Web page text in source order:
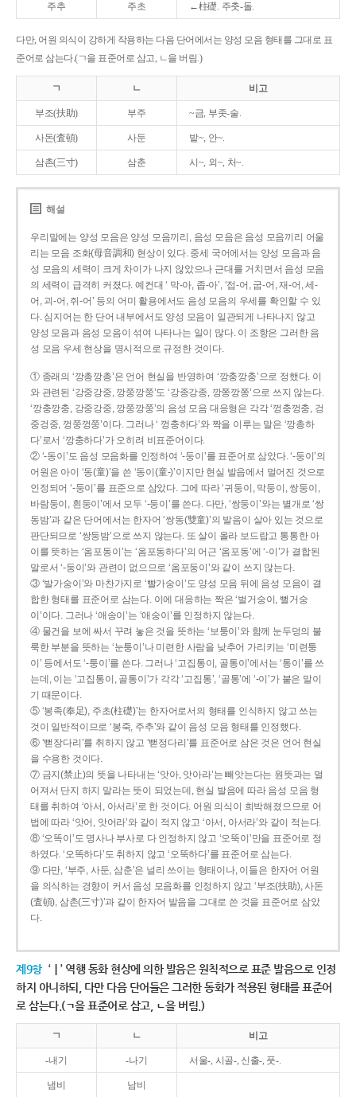
주추 주초 ←柱礎. 주춧-돌.
다만, 어원 의식이 강하게 작용하는 다음 단어에서는 양성 모음 형태를 그대로 표
준어로 삼는다.(ㄱ을 표준어로 삼고, ㄴ을 버림.)
ㄱ ㄴ 비고
부조(扶助) 부주 ~금, 부좃-술.
사돈(査頓) 사둔 밭~, 안~.
삼촌(三寸) 삼춘 시~, 외~, 처~.
해설
우리말에는 양성 모음은 양성 모음끼리, 음성 모음은 음성 모음끼리 어울
리는 모음 조화(母音調和) 현상이 있다. 중세 국어에서는 양성 모음과 음
성 모음의 세력이 크게 차이가 나지 않았으나 근대를 거치면서 음성 모음
의 세력이 급격히 커졌다. 예컨대 ‘ 막-아, 좁-아’, ‘접-어, 굽-어, 재-어, 세-
어, 괴-어, 쥐-어’ 등의 어미 활용에서도 음성 모음의 우세를 확인할 수 있
다. 심지어는 한 단어 내부에서도 양성 모음이 일관되게 나타나지 않고
양성 모음과 음성 모음이 섞여 나타나는 일이 많다. 이 조항은 그러한 음
성 모음 우세 현상을 명시적으로 규정한 것이다.
① 종래의 ‘깡총깡총’은 언어 현실을 반영하여 ‘깡충깡충’으로 정했다. 이
와 관련된 ‘강중강중, 깡쭝깡쭝’도 ‘강종강종, 깡쫑깡쫑’으로 쓰지 않는다.
‘깡충깡충, 강중강중, 깡쭝깡쭝’의 음성 모음 대응형은 각각 ‘껑충껑충, 겅
중겅중, 껑쭝껑쭝’이다. 그러나 ‘ 껑충하다’와 짝을 이루는 말은 ‘깡총하
다’로서 ‘깡충하다’가 오히려 비표준어이다.
② ‘-동이’도 음성 모음화를 인정하여 ‘-둥이’를 표준어로 삼았다. ‘-둥이’의
어원은 아이 ‘동(童)’을 쓴 ‘동이(童-)’이지만 현실 발음에서 멀어진 것으로
인정되어 ‘-둥이’를 표준으로 삼았다. 그에 따라 ‘귀둥이, 막둥이, 쌍둥이,
바람둥이, 흰둥이’에서 모두 ‘-둥이’를 쓴다. 다만, ‘쌍둥이’와는 별개로 ‘쌍
동밤’과 같은 단어에서는 한자어 ‘쌍동(雙童)’의 발음이 살아 있는 것으로
판단되므로 ‘쌍둥밤’으로 쓰지 않는다. 또 살이 올라 보드랍고 통통한 아
이를 뜻하는 ‘옴포동이’는 ‘옴포동하다’의 어근 ‘옴포동’에 ‘-이’가 결합된
말로서 ‘-둥이’와 관련이 없으므로 ‘옴포둥이’와 같이 쓰지 않는다.
③ ‘발가숭이’와 마찬가지로 ‘빨가숭이’도 양성 모음 뒤에 음성 모음이 결
합한 형태를 표준어로 삼는다. 이에 대응하는 짝은 ‘벌거숭이, 뻘거숭
이’이다. 그러나 ‘애송이’는 ‘애숭이’를 인정하지 않는다.
④ 물건을 보에 싸서 꾸려 놓은 것을 뜻하는 ‘보퉁이’와 함께 눈두덩의 불
룩한 부분을 뜻하는 ‘눈퉁이’나 미련한 사람을 낮추어 가리키는 ‘미련퉁
이’ 등에서도 ‘-퉁이’를 쓴다. 그러나 ‘고집통이, 골통이’에서는 ‘통이’를 쓰
는데, 이는 ‘고집통이, 골통이’가 각각 ‘고집통’, ‘골통’에 ‘-이’가 붙은 말이
기 때문이다.
⑤ ‘봉족(奉足), 주초(柱礎)’는 한자어로서의 형태를 인식하지 않고 쓰는
것이 일반적이므로 ‘봉죽, 주추’와 같이 음성 모음 형태를 인정했다.
⑥ ‘뻗장다리’를 취하지 않고 ‘뻗정다리’를 표준어로 삼은 것은 언어 현실
을 수용한 것이다.
⑦ 금지(禁止)의 뜻을 나타내는 ‘앗아, 앗아라’는 빼앗는다는 원뜻과는 멀
어져서 단지 하지 말라는 뜻이 되었는데, 현실 발음에 따라 음성 모음 형
태를 취하여 ‘아서, 아서라’로 한 것이다. 어원 의식이 희박해졌으므로 어
법에 따라 ‘앗어, 앗어라’와 같이 적지 않고 ‘아서, 아서라’와 같이 적는다.
⑧ ‘오똑이’도 명사나 부사로 다 인정하지 않고 ‘오뚝이’만을 표준어로 정
하였다. ‘오똑하다’도 취하지 않고 ‘오뚝하다’를 표준어로 삼는다.
⑨ 다만, ‘부주, 사둔, 삼춘’은 널리 쓰이는 형태이나, 이들은 한자어 어원
을 의식하는 경향이 커서 음성 모음화를 인정하지 않고 ‘부조(扶助), 사돈
(査頓), 삼촌(三寸)’과 같이 한자어 발음을 그대로 쓴 것을 표준어로 삼았
다.
제9항 ‘ㅣ’ 역행 동화 현상에 의한 발음은 원칙적으로 표준 발음으로 인정
하지 아니하되, 다만 다음 단어들은 그러한 동화가 적용된 형태를 표준어
로 삼는다.(ㄱ을 표준어로 삼고, ㄴ을 버림.)
ㄱ ㄴ 비고
-내기 -나기 서울-, 시골-, 신출-, 풋-.
냄비 남비